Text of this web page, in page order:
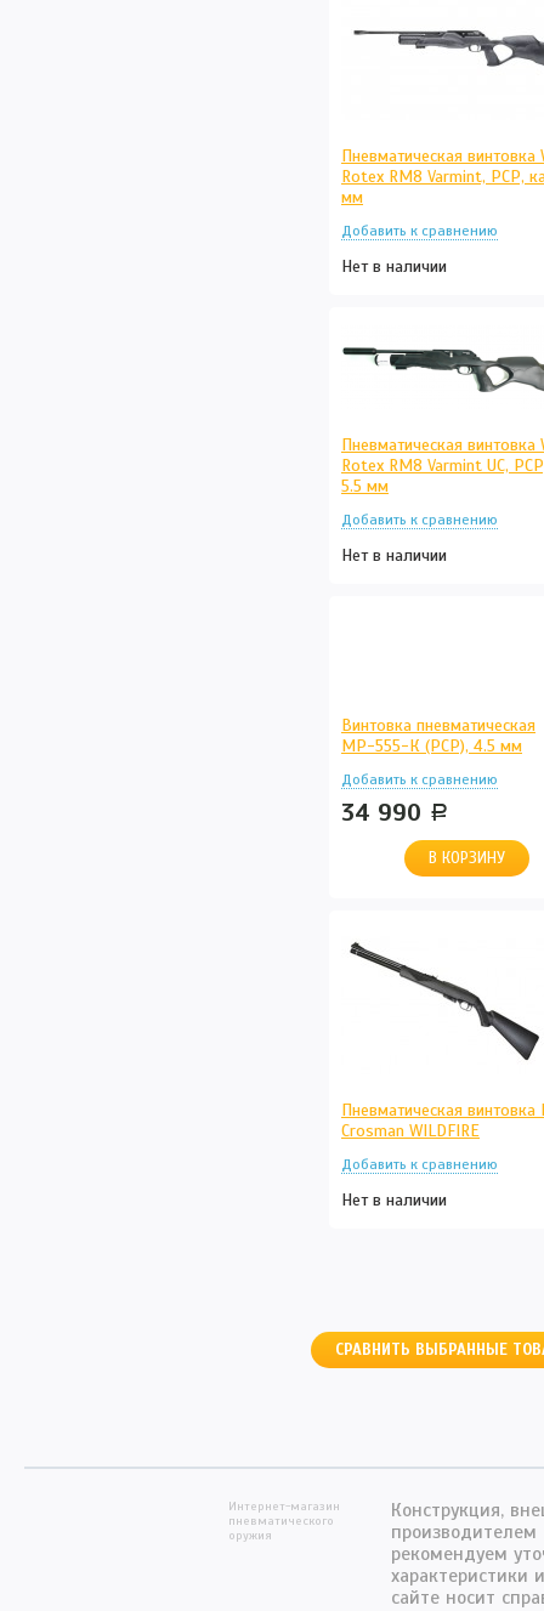
Пневматическая винтовка
Rotex RM8 Varmint, РСР,
мм
Нет в наличии
Пневматическая винтовка
Rotex RM8 Varmint UC,
5.5 мм
Нет в наличии
Винтовка пневматическая
МР-555-К (РСР), 4.5 мм
34 990 руб.
Пневматическая винтовка
Crosman WILDFIRE
Нет в наличии
Интернет-магазин
пневматического
оружия
Конструкция,
производителем
рекомендуем
сайте носит